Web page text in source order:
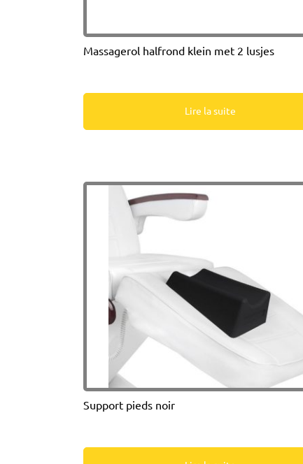
Massagerol halfrond klein met 2 lusjes
Lire la suite
Support pieds noir